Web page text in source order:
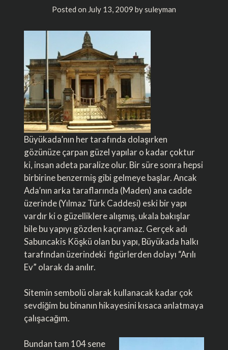
Posted on July 13, 2009 bysuleyman
Büyükada’nın her tarafında dolaşırken
gözünüze çarpan güzel yapılar o kadar çoktur
ki, insan adeta paralize olur. Bir süre sonra hepsi
birbirine benzermiş gibi gelmeye başlar. Ancak
Ada’nın arka taraflarında (Maden) ana cadde
üzerinde (Yılmaz Türk Caddesi) eski bir yapı
vardır ki o güzelliklere alışmış, ukala bakışlar
bile bu yapıyı gözden kaçıramaz. Gerçek adı
Sabuncakis Köşkü olan bu yapı, Büyükada halkı
tarafından üzerindeki figürlerden dolayı “Arılı
Ev” olarak da anılır.
Sitemin sembolü olarak kullanacak kadar çok
sevdiğim bu binanın hikayesini kısaca anlatmaya
çalışacağım.
Bundan tam 104 sene